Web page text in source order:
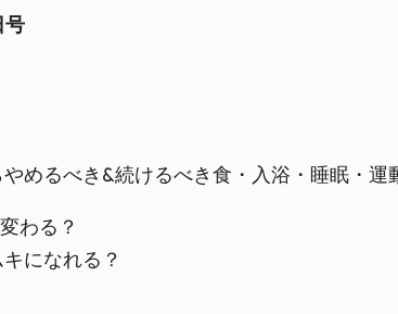
号
めるべき&続けるべき食・入浴・睡眠・
わる？
になれる？